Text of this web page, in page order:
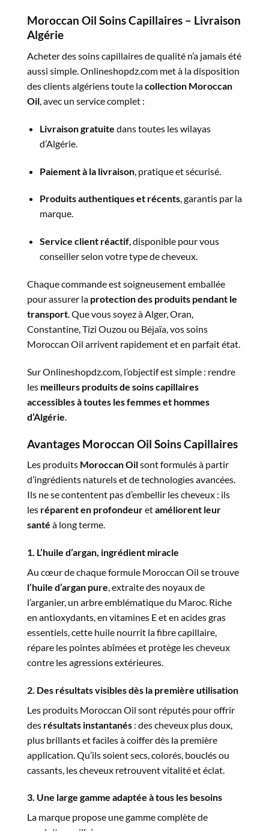
Moroccan Oil Soins Capillaires – Livraison
Algérie
Acheter des soins capillaires de qualité n’a jamais été
aussi simple. Onlineshopdz.com met à la disposition
des clients algériens toute lacollection Moroccan
Oil, avec un service complet :
Livraison gratuite dans toutes les wilayas
d’Algérie.
Paiement à la livraison, pratique et sécurisé.
Produits authentiques et récents, garantis par la
marque.
Service client réactif, disponible pour vous
conseiller selon votre type de cheveux.
Chaque commande est soigneusement emballée
pour assurer la protection des produits pendant le
transport. Que vous soyez à Alger, Oran,
Constantine, Tizi Ouzou ou Béjaïa, vos soins
Moroccan Oil arrivent rapidement et en parfait état.
Sur Onlineshopdz.com, l’objectif est simple : rendre
les meilleurs produits de soins capillaires
accessibles à toutes les femmes et hommes
d’Algérie
Avantages Moroccan Oil Soins Capillaires
Les produits Moroccan Oilsont formulés à partir
d’ingrédients naturels et de technologies avancées.
Ils ne se contentent pas d’embellir les cheveux : ils
les réparent en profondeuretaméliorent leur
santé à long terme.
1. L’huile d’argan, ingrédient miracle
Au cœur de chaque formule Moroccan Oil se trouve
l’huile d’argan pure, extraite des noyaux de
l’arganier, un arbre emblématique du Maroc. Riche
en antioxydants, en vitamines E et en acides gras
essentiels, cette huile nourrit la fibre capillaire,
répare les pointes abîmées et protège les cheveux
contre les agressions extérieures.
2. Des résultats visibles dès la première utilisation
Les produits Moroccan Oil sont réputés pour offrir
des résultats instantanés : des cheveux plus doux,
plus brillants et faciles à coiffer dès la première
application. Qu’ils soient secs, colorés, bouclés ou
cassants, les cheveux retrouvent vitalité et éclat.
3. Une large gamme adaptée à tous les besoins
La marque propose une gamme complète de